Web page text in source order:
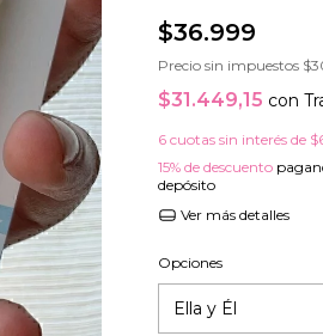
$36.999
Precio sin impuestos
$31.449,15 con
6 cuotas sin interés de
15% de descuento
depósito
Ver más detalles
Opciones